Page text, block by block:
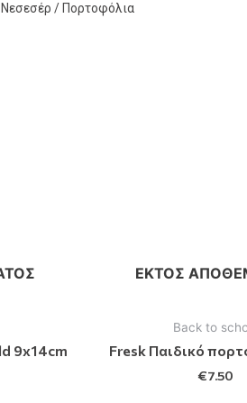
Νεσεσέρ / Πορτοφόλια
9x14cm
ΕΚΤΌΣ
Back to
Fresk Παιδικό
€7.50